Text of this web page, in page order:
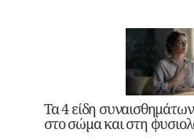
Τα 4 είδη
στο σώμα και στη